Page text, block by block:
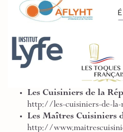
Les Cuisiniers de la
http://les-cuisiniers-de-
Les Maîtres Cuisiniers
http://